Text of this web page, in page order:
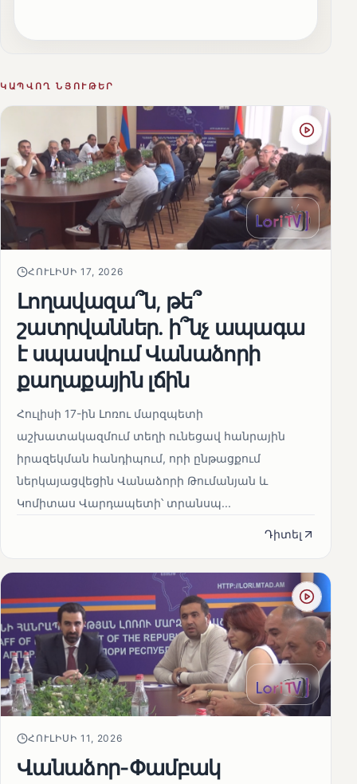
ԿԱՊՎՈՂ ՆՅՈՒԹԵՐ
ՀՈՒԼԻՍԻ 17, 2026
Լողավազա՞ն, թե՞
շատրվաններ. ի՞նչ ապագա
է սպասվում Վանաձորի
քաղաքային լճին
Հուլիսի 17-ին Լոռու մարզպետի
աշխատակազմում տեղի ունեցավ հանրային
իրազեկման հանդիպում, որի ընթացքում
ներկայացվեցին Վանաձորի Թումանյան և
Կոմիտաս Վարդապետի՝ տրանսպ...
Դիտել
ՀՈՒԼԻՍԻ 11, 2026
Վանաձոր-Փամբակ